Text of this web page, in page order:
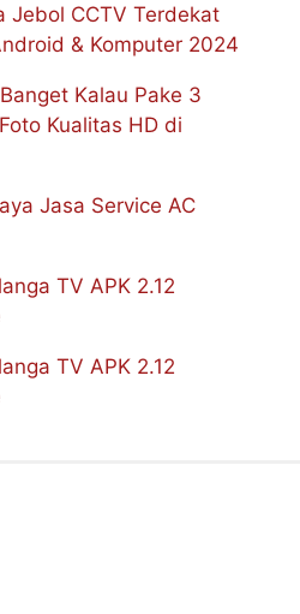
Jebol CCTV Terdekat
& Komputer 2024
Kalau Pake 3
Kualitas HD di
Jasa Service AC
TV APK 2.12
TV APK 2.12